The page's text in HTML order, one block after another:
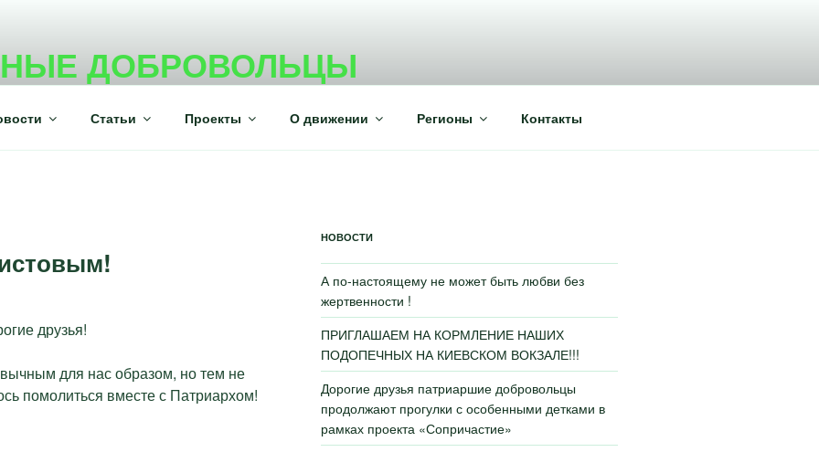
ДОБРОВОЛЬЦЫ
Статьи Проекты О движении Регионы Контакты
друзья!
для нас образом, но тем не
помолиться вместе с Патриархом!
НОВОСТИ
А по-настоящему не может быть любви без
жертвенности !
ПРИГЛАШАЕМ НА КОРМЛЕНИЕ НАШИХ
ПОДОПЕЧНЫХ НА КИЕВСКОМ ВОКЗАЛЕ!!!
Дорогие друзья патриаршие добровольцы
продолжают прогулки с особенными детками в
рамках проекта «Сопричастие»